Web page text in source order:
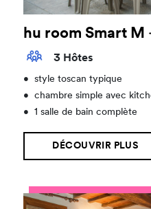
hu room Smart M
3 Hôtes
•
style toscan typique
•
chambre simple avec
•
1 salle de bain complète
DÉCOUVRIR PLUS